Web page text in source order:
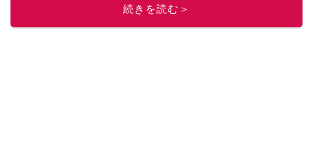
続きを読む＞